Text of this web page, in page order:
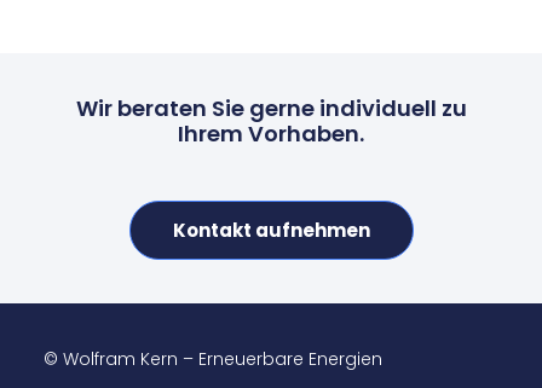
Wir beraten Sie gerne individuell zu
Ihrem Vorhaben.
Kontakt aufnehmen
© Wolfram Kern – Erneuerbare Energien